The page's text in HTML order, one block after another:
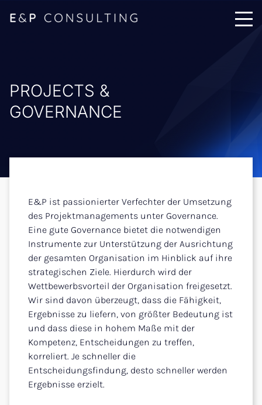
PROJECTS &
GOVERNANCE
E&P ist passionierter Verfechter der Umsetzung
des Projektmanagements unter Governance.
Eine gute Governance bietet die notwendigen
Instrumente zur Unterstützung der Ausrichtung
der gesamten Organisation im Hinblick auf ihre
strategischen Ziele. Hierdurch wird der
Wettbewerbsvorteil der Organisation freigesetzt.
Wir sind davon überzeugt, dass die Fähigkeit,
Ergebnisse zu liefern, von größter Bedeutung ist
und dass diese in hohem Maße mit der
Kompetenz, Entscheidungen zu treffen,
korreliert. Je schneller die
Entscheidungsfindung, desto schneller werden
Ergebnisse erzielt.